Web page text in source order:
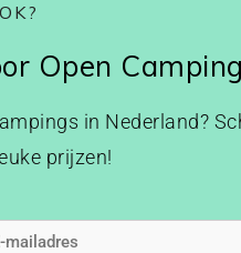
Open
in Nederland?
prijzen!